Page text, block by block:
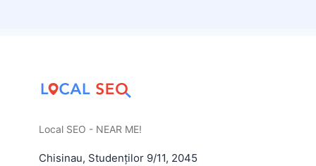
Local SEO - NEAR ME!
Chisinau, Studenților 9/11, 2045